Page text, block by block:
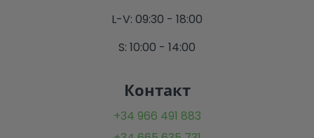
L-V: 09:30 - 18:00
S: 10:00 - 14:00
Контакт
+34 966 491 883